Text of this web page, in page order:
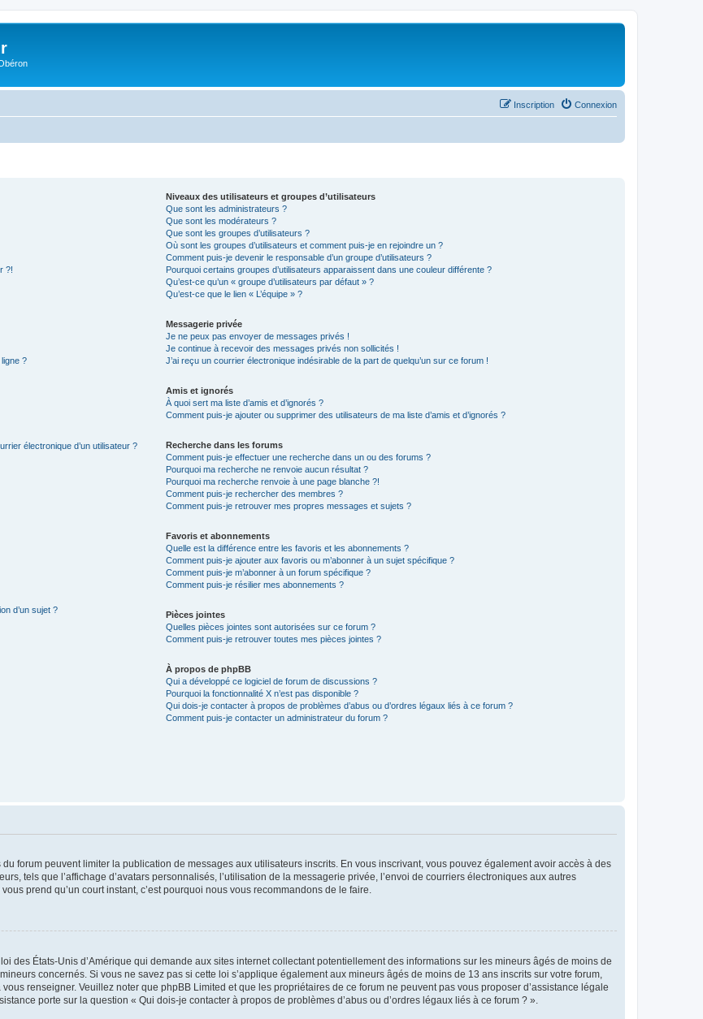
Connexion
Inscription
?!
?
électronique d’un utilisateur ?
d’un sujet ?
Niveaux des utilisateurs et groupes d’utilisateurs
Que sont les administrateurs ?
Que sont les modérateurs ?
Que sont les groupes d’utilisateurs ?
Où sont les groupes d’utilisateurs et comment puis-je en rejoindre un ?
Comment puis-je devenir le responsable d’un groupe d’utilisateurs ?
Pourquoi certains groupes d’utilisateurs apparaissent dans une couleur différente ?
Qu’est-ce qu’un « groupe d’utilisateurs par défaut » ?
Qu’est-ce que le lien « L’équipe » ?
Messagerie privée
Je ne peux pas envoyer de messages privés !
Je continue à recevoir des messages privés non sollicités !
J’ai reçu un courrier électronique indésirable de la part de quelqu’un sur ce forum !
Amis et ignorés
À quoi sert ma liste d’amis et d’ignorés ?
Comment puis-je ajouter ou supprimer des utilisateurs de ma liste d’amis et d’ignorés ?
Recherche dans les forums
Comment puis-je effectuer une recherche dans un ou des forums ?
Pourquoi ma recherche ne renvoie aucun résultat ?
Pourquoi ma recherche renvoie à une page blanche ?!
Comment puis-je rechercher des membres ?
Comment puis-je retrouver mes propres messages et sujets ?
Favoris et abonnements
Quelle est la différence entre les favoris et les abonnements ?
Comment puis-je ajouter aux favoris ou m’abonner à un sujet spécifique ?
Comment puis-je m’abonner à un forum spécifique ?
Comment puis-je résilier mes abonnements ?
Pièces jointes
Quelles pièces jointes sont autorisées sur ce forum ?
Comment puis-je retrouver toutes mes pièces jointes ?
À propos de phpBB
Qui a développé ce logiciel de forum de discussions ?
Pourquoi la fonctionnalité X n’est pas disponible ?
Qui dois-je contacter à propos de problèmes d’abus ou d’ordres légaux liés à ce forum ?
Comment puis-je contacter un administrateur du forum ?
forum peuvent limiter la publication de messages aux utilisateurs inscrits. En vous inscrivant, vous pouvez également avoir accès à des
tels que l’affichage d’avatars personnalisés, l’utilisation de la messagerie privée, l’envoi de courriers électroniques aux autres
prend qu’un court instant, c’est pourquoi nous vous recommandons de le faire.
des États-Unis d’Amérique qui demande aux sites internet collectant potentiellement des informations sur les mineurs âgés de moins de
concernés. Si vous ne savez pas si cette loi s’applique également aux mineurs âgés de moins de 13 ans inscrits sur votre forum,
renseigner. Veuillez noter que phpBB Limited et que les propriétaires de ce forum ne peuvent pas vous proposer d’assistance légale
porte sur la question « Qui dois-je contacter à propos de problèmes d’abus ou d’ordres légaux liés à ce forum ? ».